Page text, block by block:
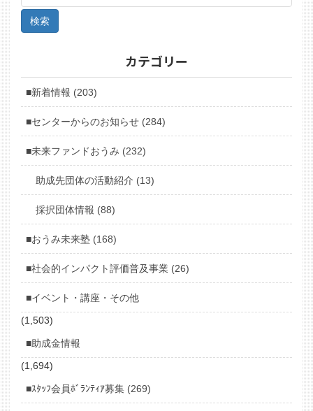
カテゴリー
■新着情報 (203)
■センターからのお知らせ (284)
■未来ファンドおうみ (232)
助成先団体の活動紹介 (13)
採択団体情報 (88)
■おうみ未来塾 (168)
■社会的インパクト評価普及事業 (26)
■イベント・講座・その他
(1,503)
■助成金情報
(1,694)
■ｽﾀｯﾌ会員ﾎﾞﾗﾝﾃｨｱ募集 (269)